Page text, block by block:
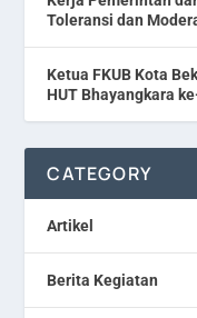
Toleransi dan
Ketua FKUB Kota
HUT Bhayangkara
CATEGORY
Artikel
Berita Kegiatan